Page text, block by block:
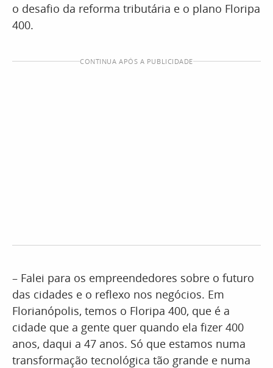
o desafio da reforma tributária e o plano Floripa
400.
CONTINUA APÓS A PUBLICIDADE
– Falei para os empreendedores sobre o futuro
das cidades e o reflexo nos negócios. Em
Florianópolis, temos o Floripa 400, que é a
cidade que a gente quer quando ela fizer 400
anos, daqui a 47 anos. Só que estamos numa
transformação tecnológica tão grande e numa